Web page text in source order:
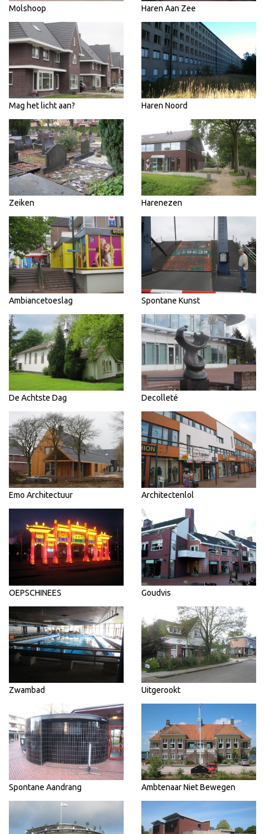
Molshoop Haren Aan Zee
Mag het licht aan? Haren Noord
Zeiken Harenezen
Ambiancetoeslag Spontane Kunst
De Achtste Dag Decolleté
Emo Architectuur Architectenlol
OEPSCHINEES Goudvis
Zwambad Uitgerookt
Spontane Aandrang Ambtenaar Niet Bewegen